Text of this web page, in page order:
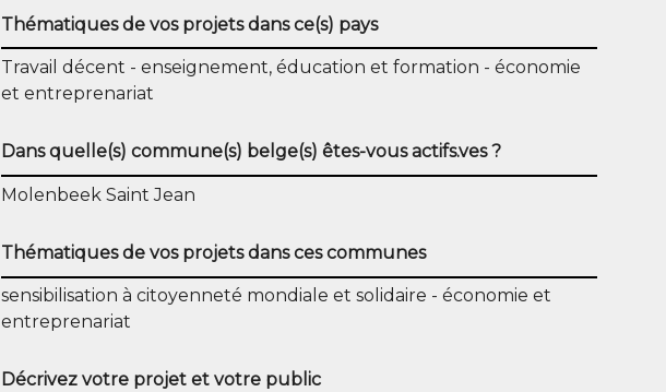
Thématiques de vos projets dans ce(s) pays
Travail décent enseignement, éducation et formation
économie
et entreprenariat
Dans quelle(s) commune(s) belge(s) êtes-vous actifs.ves ?
Molenbeek Saint Jean
Thématiques de vos projets dans ces communes
sensibilisation à citoyenneté mondiale et solidaire
économie et
entreprenariat
Décrivez votre projet et votre public